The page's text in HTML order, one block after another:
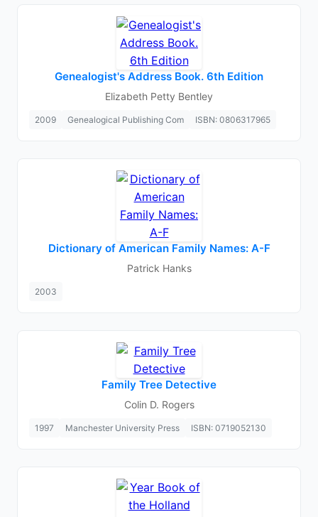
Genealogist's Address Book. 6th Edition
Elizabeth Petty Bentley
2009 Genealogical Publishing Com ISBN: 0806317965
Dictionary of American Family Names: A-F
Patrick Hanks
2003
Family Tree Detective
Colin D. Rogers
1997 Manchester University Press ISBN: 0719052130